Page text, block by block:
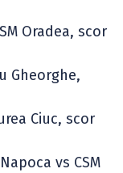
Oradea, scor
Gheorghe,
Ciuc, scor
vs CSM